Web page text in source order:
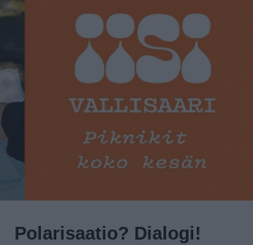
Polarisaatio? Dialogi!